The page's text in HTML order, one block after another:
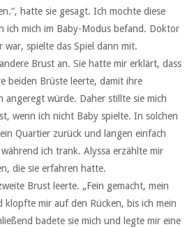
hatte sie gesagt. Ich mochte diese
ich mich im Baby-Modus befand. Doktor
spielte das Spiel dann mit.
Brust an. Sie hatte mir erklärt, dass
beiden Brüste leerte, damit ihre
würde. Daher stillte sie mich
wenn ich nicht Baby spielte. In solchen
Quartier zurück und langen einfach
ich trank. Alyssa erzählte mir
die sie erfahren hatte.
Brust leerte. „Fein gemacht, mein
klopfte mir auf den Rücken, bis ich mein
badete sie mich und legte mir eine